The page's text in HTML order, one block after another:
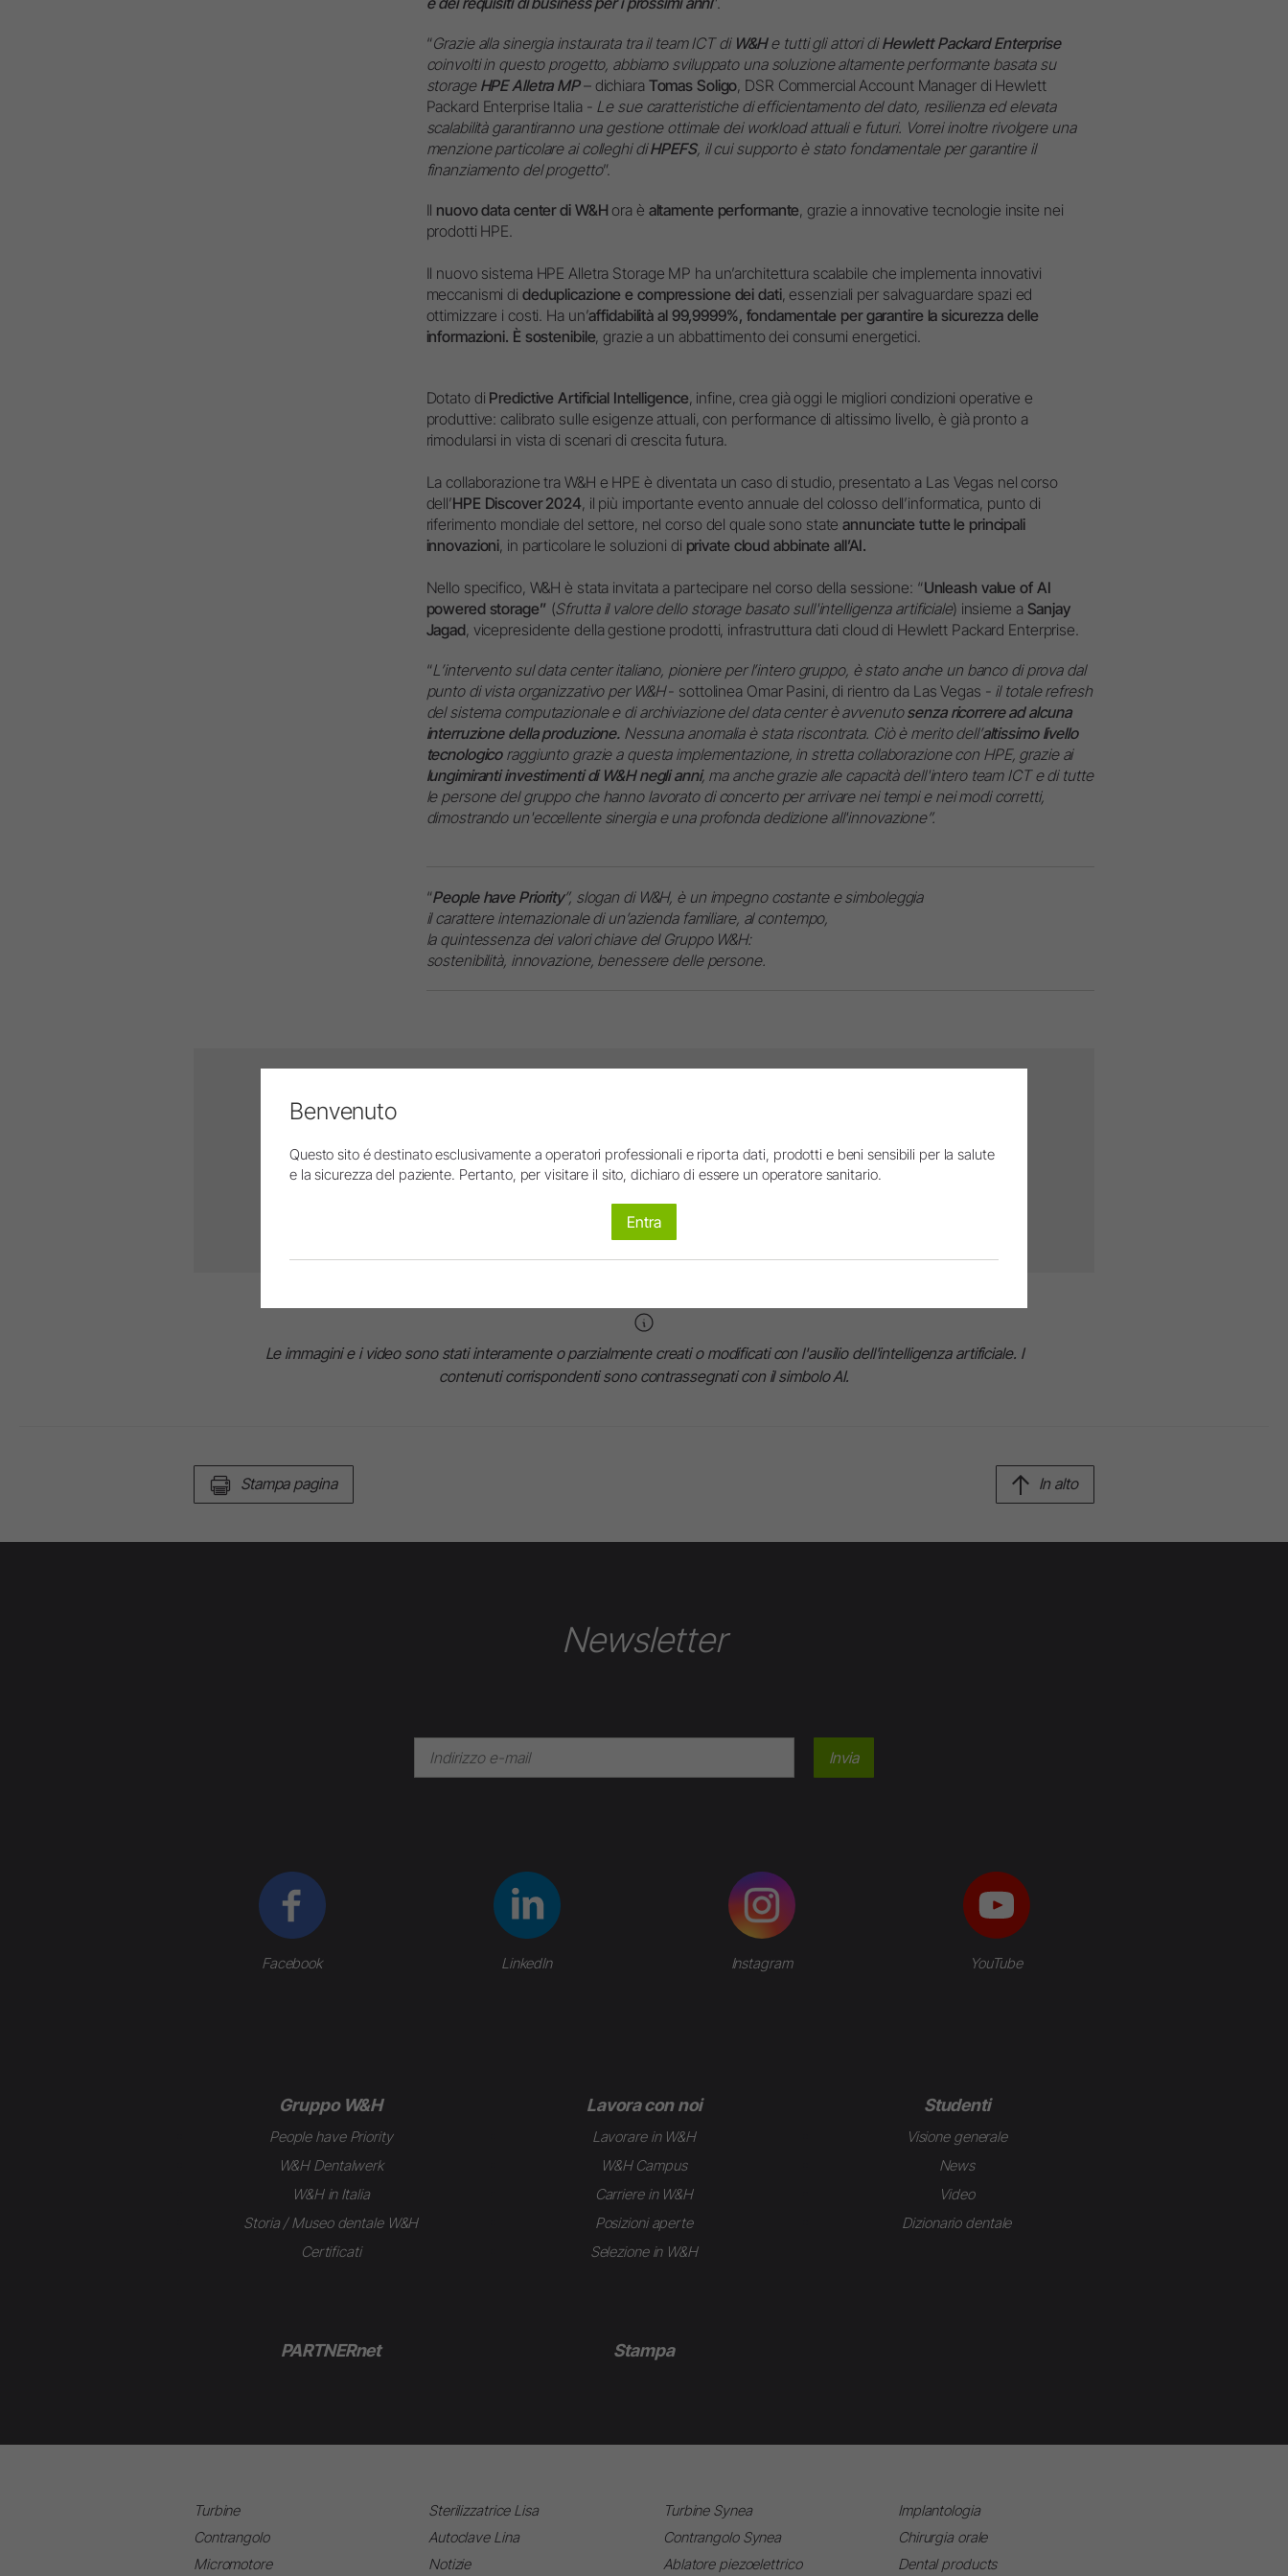
“Grazie alla sinergia instaurata tra il team ICT di W&He tutti gli attori diHewlett Packard Enterprise
coinvolti in questo progetto, abbiamo sviluppato una soluzione altamente performante basata su
storage HPE Alletra MP– dichiara Tomas Soligo, DSR Commercial Account Manager di Hewlett
Packard Enterprise Italia - Le sue caratteristiche di efficientamento del dato, resilienza ed elevata
scalabilità garantiranno una gestione ottimale dei workload attuali e futuri. Vorrei inoltre rivolgere una
menzione particolare ai colleghi diHPEFS, il cui supporto è stato fondamentale per garantire il
finanziamento del progetto”.
Il nuovo data center di W&H ora è altamente performante, grazie a innovative tecnologie insite nei
prodotti HPE.
Il nuovo sistema HPE Alletra Storage MP ha un’architettura scalabile che implementa innovativi
meccanismi di deduplicazione e compressione dei dati, essenziali per salvaguardare spazi ed
ottimizzare i costi. Ha un’affidabilità al 99,9999%, fondamentale per garantire la sicurezza delle
informazioni. È sostenibile, grazie a un abbattimento dei consumi energetici.
Dotato di Predictive Artificial Intelligence, infine, crea già oggi le migliori condizioni operative e
produttive: calibrato sulle esigenze attuali, con performance di altissimo livello, è già pronto a
rimodularsi in vista di scenari di crescita futura.
La collaborazione tra W&H e HPE è diventata un caso di studio, presentato a Las Vegas nel corso
dell’HPE Discover 2024, il più importante evento annuale del colosso dell’informatica, punto di
riferimento mondiale del settore, nel corso del quale sono stateannunciate tutte le principali
innovazioni, in particolare le soluzioni di private cloud abbinate all’AI.
Nello specifico, W&H è stata invitata a partecipare nel corso della sessione: “Unleash value of AI
powered storage” (Sfrutta il valore dello storage basato sull'intelligenza artificiale) insieme a Sanjay
Jagad, vicepresidente della gestione prodotti, infrastruttura dati cloud di Hewlett Packard Enterprise.
“L’intervento sul data center italiano, pioniere per l’intero gruppo, è stato anche un banco di prova dal
punto di vista organizzativo per W&H- sottolinea Omar Pasini, di rientro da Las Vegas - il totale refresh
del sistema computazionale e di archiviazione del data center è avvenutosenza ricorrere ad alcuna
interruzione della produzione. Nessuna anomalia è stata riscontrata. Ciò è merito dell’altissimo livello
tecnologicoraggiunto grazie a questa implementazione, in stretta collaborazione con HPE, grazie ai
lungimiranti investimenti di W&H negli anni, ma anche grazie alle capacità dell'intero team ICT e di tutte
le persone del gruppo che hanno lavorato di concerto per arrivare nei tempi e nei modi corretti,
dimostrando un'eccellente sinergia e una profonda dedizione all'innovazione”.
“People have Priority”, slogan di W&H, è un impegno costante e simboleggia
il carattere internazionale di un’azienda familiare, al contempo,
la quintessenza dei valori chiave del Gruppo W&H:
sostenibilità, innovazione, benessere delle persone.
Log in
Non sei ancora un membro? Registrati ora!
Password dimenticata?
Le immagini e i video sono stati interamente o parzialmente creati o modificati con l'ausilio dell'intelligenza artificiale. I
contenuti corrispondenti sono contrassegnati con il simbolo AI.
Stampa pagina In alto
Newsletter
Invia
Facebook LinkedIn Instagram YouTube
Gruppo W&H
People have Priority
W&H Dentalwerk
W&H in Italia
Storia / Museo dentale W&H
Certificati
Lavora con noi
Lavorare in W&H
W&H Campus
Carriere in W&H
Posizioni aperte
Selezione in W&H
Studenti
Visione generale
News
Video
Dizionario dentale
PARTNERnet Stampa
Turbine
Contrangolo
Micromotore
Sterilizzatrice Lisa
Autoclave Lina
Notizie
Turbine Synea
Contrangolo Synea
Ablatore piezoelettrico
Implantologia
Chirurgia orale
Dental products
Benvenuto
Questo sito é destinato esclusivamente a operatori professionali e riporta dati, prodotti e beni sensibili per la salute
e la sicurezza del paziente. Pertanto, per visitare il sito, dichiaro di essere un operatore sanitario.
Entra